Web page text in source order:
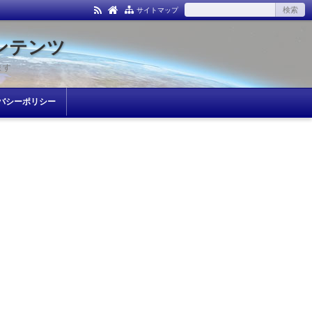
サイトマップ
テンツ
す
シーポリシー